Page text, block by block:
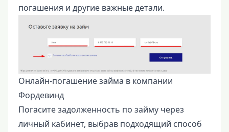
погашения и другие важные детали.
Онлайн-погашение займа в компании
Фордевинд
Погасите задолженность по займу через
личный кабинет, выбрав подходящий способ